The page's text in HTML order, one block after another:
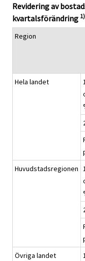
Revidering av
kvartalsförändring 1)
Region
Hela landet
Huvudstadsregionen
Övriga landet